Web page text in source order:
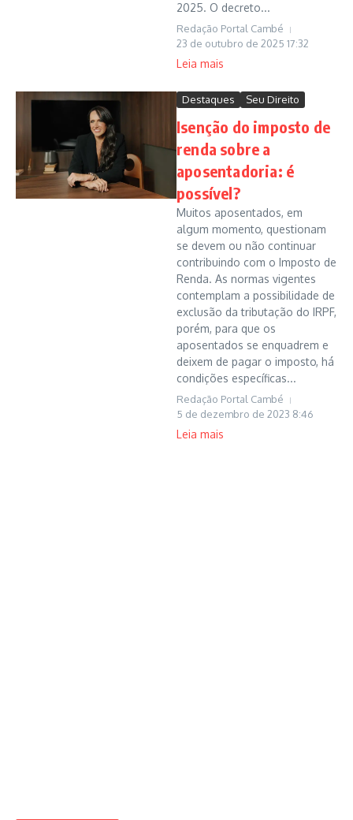
2025. O decreto...
Redação Portal Cambé
23 de outubro de 2025 17:32
Leia mais
Destaques Seu Direito
Isenção do imposto de
renda sobre a
aposentadoria: é
possível?
Muitos aposentados, em
algum momento, questionam
se devem ou não continuar
contribuindo com o Imposto de
Renda. As normas vigentes
contemplam a possibilidade de
exclusão da tributação do IRPF,
porém, para que os
aposentados se enquadrem e
deixem de pagar o imposto, há
condições específicas...
Redação Portal Cambé
5 de dezembro de 2023 8:46
Leia mais